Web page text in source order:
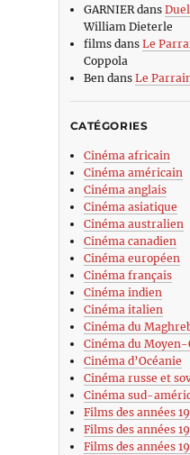
GARNIERdans
William Dieterle
filmsdans Le
Coppola
Ben dans Le
CATÉGORIES
Cinéma africain
Cinéma américain
Cinéma anglais
Cinéma asiatique
Cinéma australien
Cinéma canadien
Cinéma européen
Cinéma français
Cinéma indien
Cinéma italien
Cinéma du
Cinéma du
Cinéma d’Océanie
Cinéma russe et
Cinéma sud-
Films des années
Films des années
Films des années